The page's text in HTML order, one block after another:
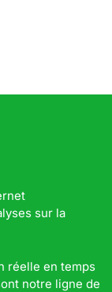
sur la
réelle en temps
notre ligne de